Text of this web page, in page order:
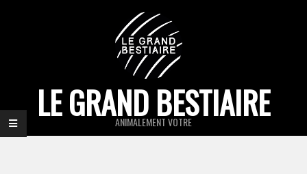
LE GRAND BESTIAIRE
ANIMALEMENT VOTRE